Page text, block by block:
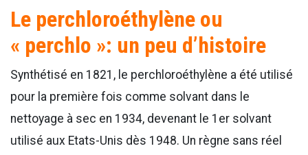
Le perchloroéthylène ou
« perchlo »: un peu d’histoire
Synthétisé en 1821, le perchloroéthylène a été utilisé
pour la première fois comme solvant dans le
nettoyage à sec en 1934, devenant le 1er solvant
utilisé aux Etats-Unis dès 1948. Un règne sans réel